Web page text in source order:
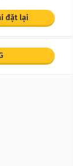
đặt lại